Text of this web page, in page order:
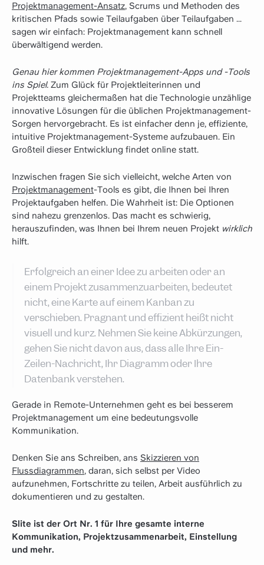
Projektmanagement-Ansatz, Scrums und Methoden des
kritischen Pfads sowie Teilaufgaben über Teilaufgaben ...
sagen wir einfach: Projektmanagement kann schnell
überwältigend werden.
Genau hier kommen Projektmanagement-Apps und -Tools
ins Spiel. Zum Glück für Projektleiterinnen und
Projektteams gleichermaßen hat die Technologie unzählige
innovative Lösungen für die üblichen Projektmanagement-
Sorgen hervorgebracht. Es ist einfacher denn je, effiziente,
intuitive Projektmanagement-Systeme aufzubauen. Ein
Großteil dieser Entwicklung findet online statt.
Inzwischen fragen Sie sich vielleicht, welche Arten von
Projektmanagement-Tools es gibt, die Ihnen bei Ihren
Projektaufgaben helfen. Die Wahrheit ist: Die Optionen
sind nahezu grenzenlos. Das macht es schwierig,
herauszufinden, was Ihnen bei Ihrem neuen Projekt wirklich
hilft.‍
Erfolgreich an einer Idee zu arbeiten oder an
einem Projekt zusammenzuarbeiten, bedeutet
nicht, eine Karte auf einem Kanban zu
verschieben. Prägnant und effizient heißt nicht
visuell und kurz. Nehmen Sie keine Abkürzungen,
gehen Sie nicht davon aus, dass alle Ihre Ein-
Zeilen-Nachricht, Ihr Diagramm oder Ihre
Datenbank verstehen.
‍Gerade in Remote-Unternehmen geht es bei besserem
Projektmanagement um eine bedeutungsvolle
Kommunikation.
Denken Sie ans Schreiben, ans Skizzieren von
Flussdiagrammen, daran, sich selbst per Video
aufzunehmen, Fortschritte zu teilen, Arbeit ausführlich zu
dokumentieren und zu gestalten.
Slite ist der Ort Nr. 1 für Ihre gesamte interne
Kommunikation, Projektzusammenarbeit, Einstellung
und mehr.